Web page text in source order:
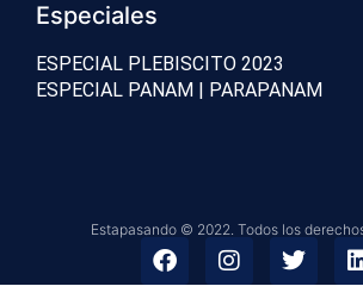
Especiales
ESPECIAL PLEBISCITO 2023
ESPECIAL PANAM | PARAPANAM
Estapasando © 2022. Todos los